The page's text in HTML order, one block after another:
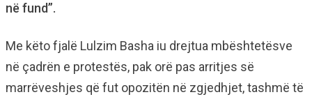
në fund”.
Me këto fjalë Lulzim Basha iu drejtua mbështetësve
në çadrën e protestës, pak orë pas arritjes së
marrëveshjes që fut opozitën në zgjedhjet, tashmë të